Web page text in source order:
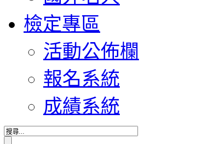
檢定專區
活動公佈欄
報名系統
成績系統